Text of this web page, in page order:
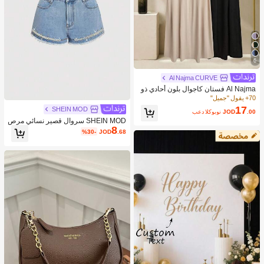
6
Al Najma CURVE
Al Najma فستان كاجوال بلون أحادي ذو
70+ يقول "جميل"
JOD17 .00 بعد الكوبون SHEIN MOD
SHEIN MOD سروال قصير نسائي مرص
ع بالراين والخرز الزجاجي وباللون الجينز
JOD8.68
%30-